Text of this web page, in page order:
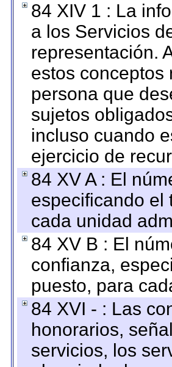
84 XIV 1 : La
a los Servicios
representación.
estos conceptos
persona que
sujetos
incluso cuando
ejercicio de
84 XV A : El
especificando el
cada unidad
84 XV B : El
confianza,
puesto, para
84 XVI - : Las
honorarios,
servicios, los